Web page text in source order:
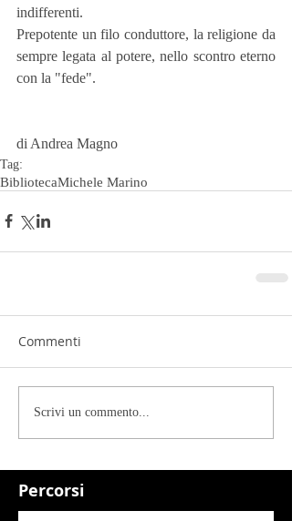
Percorsi
indifferenti.
Prepotente un filo conduttore, la religione da
sempre legata al potere, nello scontro eterno
con la "fede".
di Andrea Magno
Tag:
BibliotecaMichele Marino
Commenti
Scrivi un commento...